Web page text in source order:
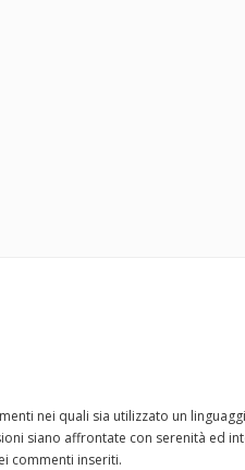
nei quali sia utilizzato un
siano affrontate con serenità ed
commenti inseriti.